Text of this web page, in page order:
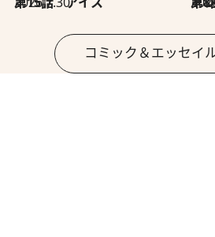
コミック＆エッセイ